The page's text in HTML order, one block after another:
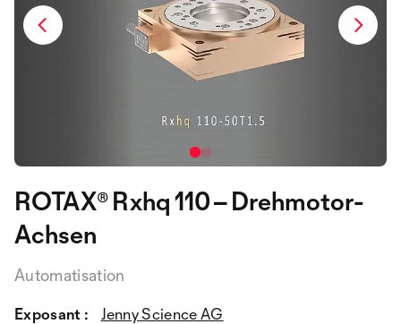
ROTAX® Rxhq 110 – Drehmotor-
Achsen
Automatisation
Exposant :
Jenny Science AG